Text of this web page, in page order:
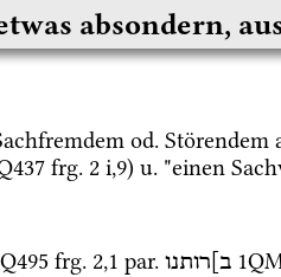
absondern,
od. Störendem
frg. 2 i,9) u. "einen
frg. 2,1 par. ב]רותנו